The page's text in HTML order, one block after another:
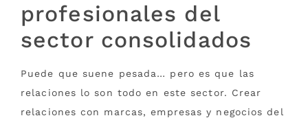
profesionales del
sector consolidados
Puede que suene pesada… pero es que las
relaciones lo son todo en este sector. Crear
relaciones con marcas, empresas y negocios del